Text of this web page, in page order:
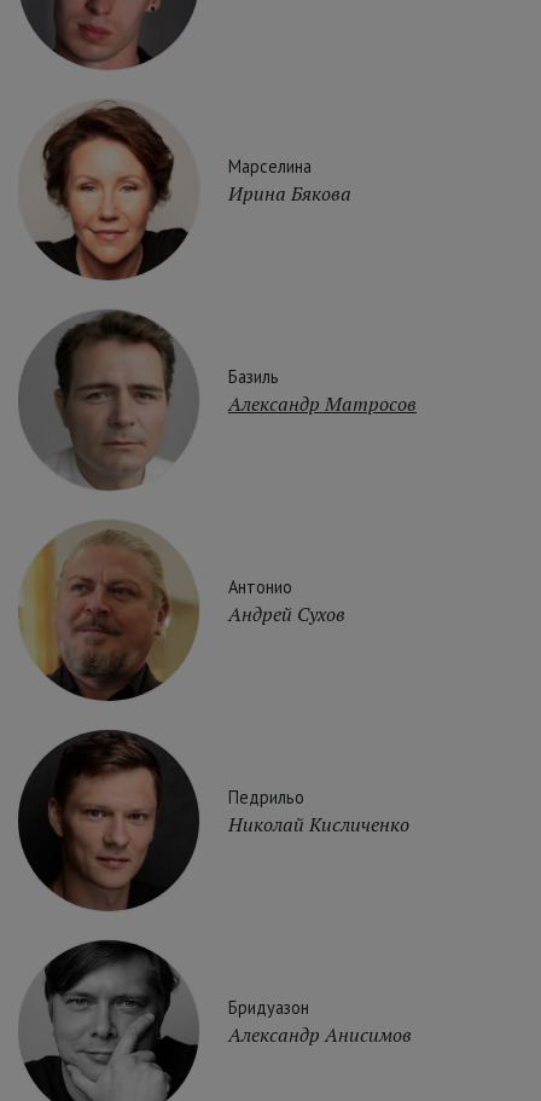
Марселина
Ирина Бякова
Базиль
Александр Матросов
Антонио
Андрей Сухов
Педрильо
Николай Кисличенко
Бридуазон
Александр Анисимов